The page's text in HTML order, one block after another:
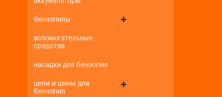
бензопилы
вспомогательные
средства
насадки для бензопил
цепи и шины для
бензопил